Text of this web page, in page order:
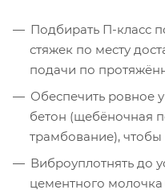
Подбирать П-класс
стяжек по месту
подачи по
Обеспечить ровное
бетон (щебёночная
трамбование), чтобы
Виброуплотнять до
цементного